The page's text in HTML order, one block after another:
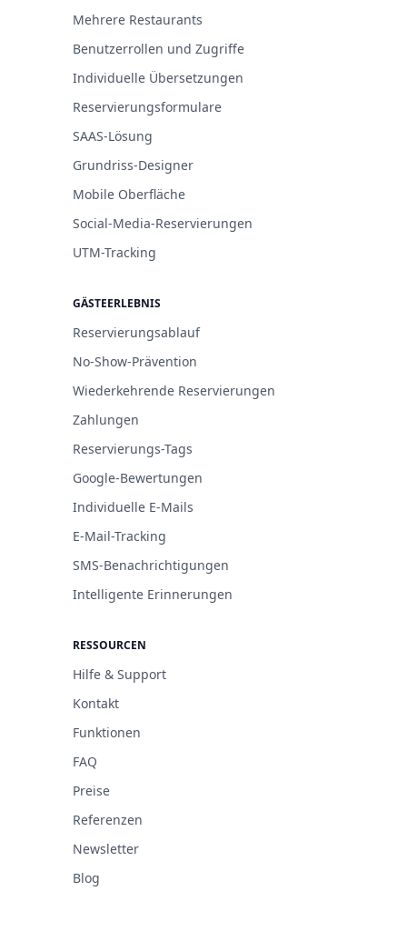
Mehrere Restaurants
Benutzerrollen und Zugriffe
Individuelle Übersetzungen
Reservierungsformulare
SAAS-Lösung
Grundriss-Designer
Mobile Oberfläche
Social-Media-Reservierungen
UTM-Tracking
GÄSTEERLEBNIS
Reservierungsablauf
No-Show-Prävention
Wiederkehrende Reservierungen
Zahlungen
Reservierungs-Tags
Google-Bewertungen
Individuelle E-Mails
E-Mail-Tracking
SMS-Benachrichtigungen
Intelligente Erinnerungen
RESSOURCEN
Hilfe & Support
Kontakt
Funktionen
FAQ
Preise
Referenzen
Newsletter
Blog